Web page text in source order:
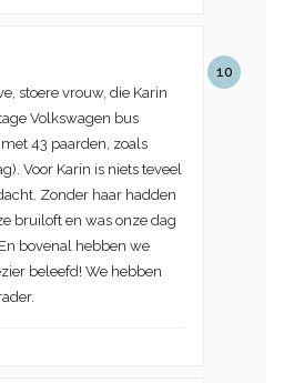
10
stoere vrouw, die Karin
Volkswagen bus
43 paarden, zoals
Voor Karin is niets teveel
Zonder haar hadden
bruiloft en was onze dag
bovenal hebben we
beleefd! We hebben